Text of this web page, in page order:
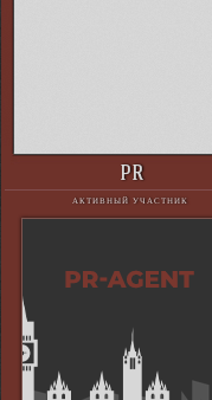
PR
АКТИВНЫЙ УЧАСТНИК